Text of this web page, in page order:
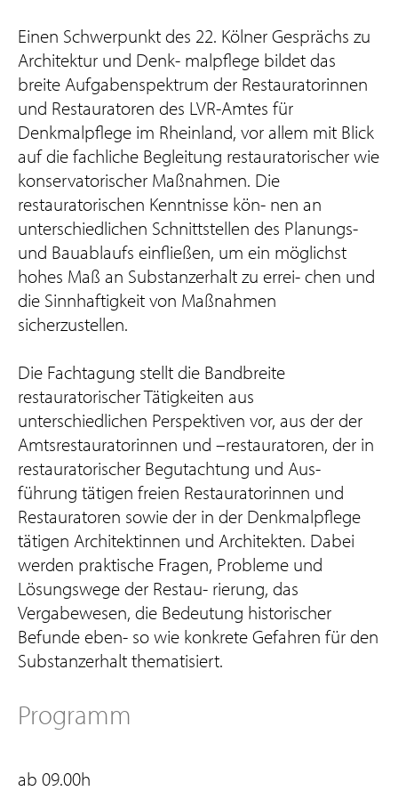
Einen Schwerpunkt des 22. Kölner Gesprächs zu
Architektur und Denk- malpflege bildet das
breite Aufgabenspektrum der Restauratorinnen
und Restauratoren des LVR-Amtes für
Denkmalpflege im Rheinland, vor allem mit Blick
auf die fachliche Begleitung restauratorischer wie
konservatorischer Maßnahmen. Die
restauratorischen Kenntnisse kön- nen an
unterschiedlichen Schnittstellen des Planungs-
und Bauablaufs einfließen, um ein möglichst
hohes Maß an Substanzerhalt zu errei- chen und
die Sinnhaftigkeit von Maßnahmen
sicherzustellen.
Die Fachtagung stellt die Bandbreite
restauratorischer Tätigkeiten aus
unterschiedlichen Perspektiven vor, aus der der
Amtsrestauratorinnen und –restauratoren, der in
restauratorischer Begutachtung und Aus-
führung tätigen freien Restauratorinnen und
Restauratoren sowie der in der Denkmalpflege
tätigen Architektinnen und Architekten. Dabei
werden praktische Fragen, Probleme und
Lösungswege der Restau- rierung, das
Vergabewesen, die Bedeutung historischer
Befunde eben- so wie konkrete Gefahren für den
Substanzerhalt thematisiert.
Programm
ab 09.00h